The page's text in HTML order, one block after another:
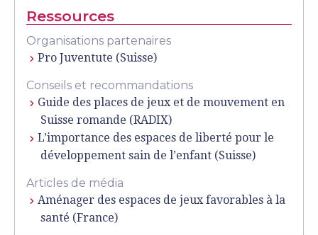
Ressources
Organisations partenaires
Pro Juventute (Suisse)
Conseils et recommandations
Guide des places de jeux et de mouvement en
Suisse romande (RADIX)
L’importance des espaces de liberté pour le
développement sain de l’enfant (Suisse)
Articles de média
Aménager des espaces de jeux favorables à la
santé (France)